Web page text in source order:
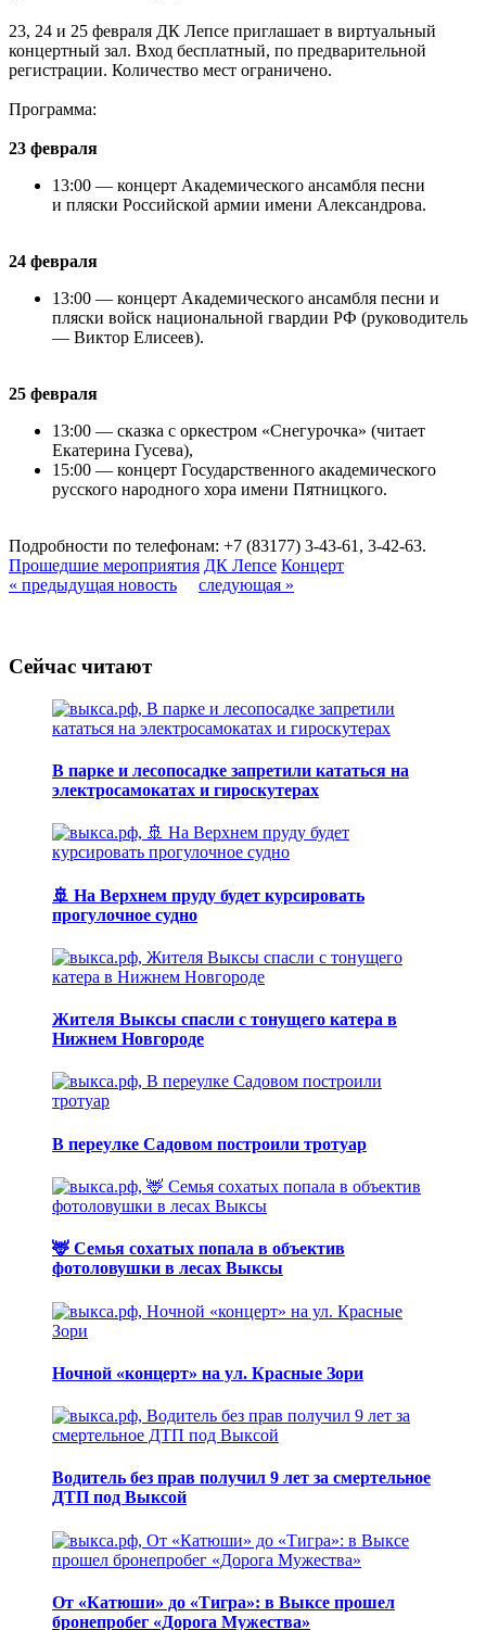
23, 24 и 25 февраля ДК Лепсе приглашает в виртуальный
концертный зал. Вход бесплатный, по предварительной
регистрации. Количество мест ограничено.
Программа:
23 февраля
13:00 — концерт Академического ансамбля песни
и пляски Российской армии имени Александрова.
24 февраля
13:00 — концерт Академического ансамбля песни и
пляски войск национальной гвардии РФ (руководитель
— Виктор Елисеев).
25 февраля
13:00 — сказка с оркестром «Снегурочка» (читает
Екатерина Гусева),
15:00 — концерт Государственного академического
русского народного хора имени Пятницкого.
Подробности по телефонам: +7 (83177) 3-43-61, 3-42-63.
Прошедшие мероприятия ДК Лепсе Концерт
« предыдущая новость
следующая »
Сейчас читают
В парке и лесопосадке запретили кататься на
электросамокатах и гироскутерах
🚢 На Верхнем пруду будет курсировать
прогулочное судно
Жителя Выксы спасли с тонущего катера в
Нижнем Новгороде
В переулке Садовом построили тротуар
🦌 Семья сохатых попала в объектив
фотоловушки в лесах Выксы
Ночной «концерт» на ул. Красные Зори
Водитель без прав получил 9 лет за смертельное
ДТП под Выксой
От «Катюши» до «Тигра»: в Выксе прошел
бронепробег «Дорога Мужества»